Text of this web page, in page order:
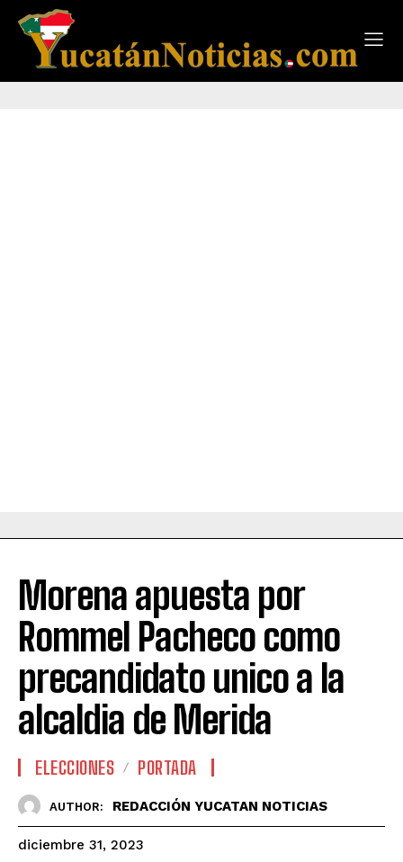
Morena apuesta por
Rommel Pacheco como
precandidato unico a la
alcaldia de Merida
ELECCIONES PORTADA
AUTHOR: REDACCIÓN YUCATAN NOTICIAS
diciembre 31, 2023